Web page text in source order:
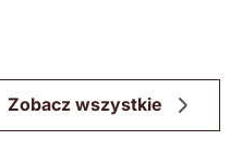
Zobacz wszystkie